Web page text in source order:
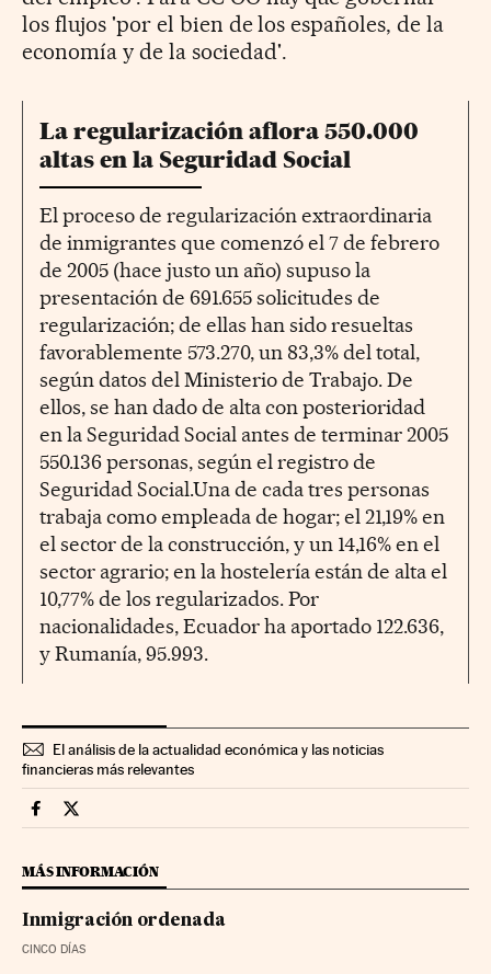
los flujos 'por el bien de los españoles, de la
economía y de la sociedad'.
La regularización aflora 550.000
altas en la Seguridad Social
El proceso de regularización extraordinaria
de inmigrantes que comenzó el 7 de febrero
de 2005 (hace justo un año) supuso la
presentación de 691.655 solicitudes de
regularización; de ellas han sido resueltas
favorablemente 573.270, un 83,3% del total,
según datos del Ministerio de Trabajo. De
ellos, se han dado de alta con posterioridad
en la Seguridad Social antes de terminar 2005
550.136 personas, según el registro de
Seguridad Social.Una de cada tres personas
trabaja como empleada de hogar; el 21,19% en
el sector de la construcción, y un 14,16% en el
sector agrario; en la hostelería están de alta el
10,77% de los regularizados. Por
nacionalidades, Ecuador ha aportado 122.636,
y Rumanía, 95.993.
El análisis de la actualidad económica y las noticias
financieras más relevantes
Economia Cinco Días en Facebook
Economia Cinco Días en Twitter
MÁS INFORMACIÓN
Inmigración ordenada
CINCO DÍAS